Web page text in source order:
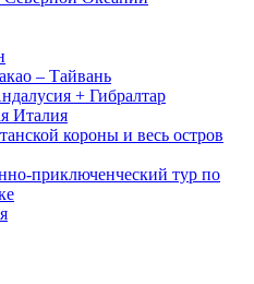
– Тайвань
+ Гибралтар
Италия
короны и весь остров
приключенческий тур по